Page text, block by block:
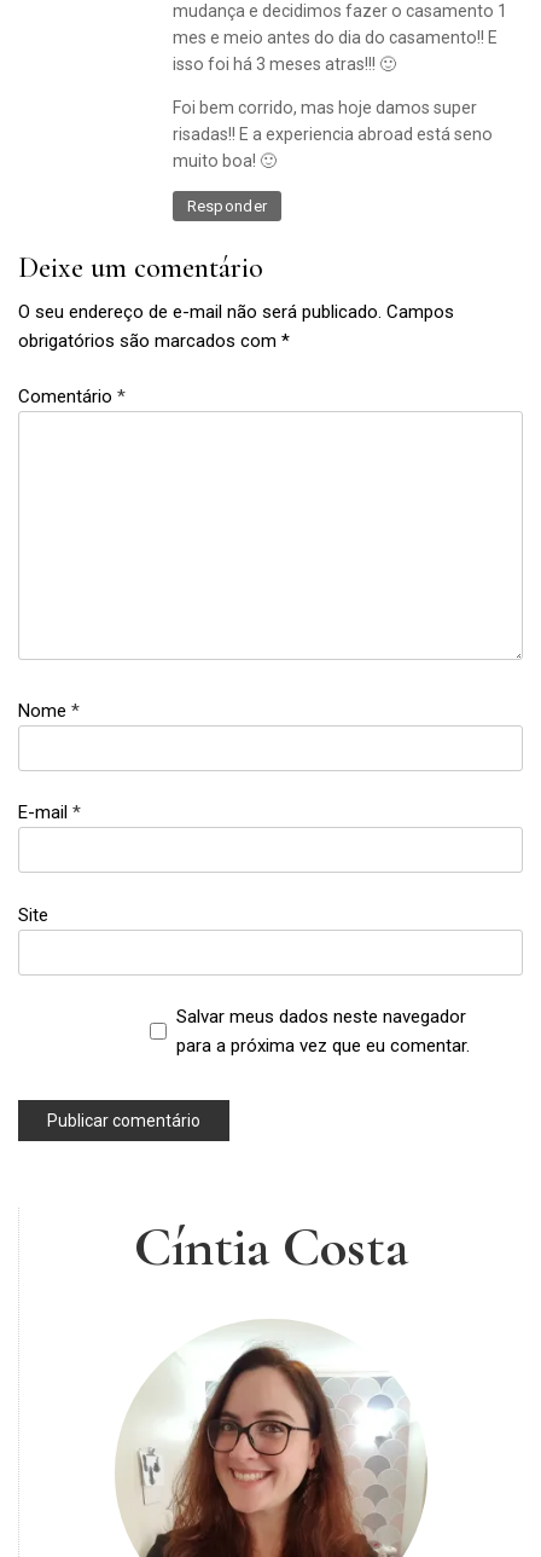
mudança e decidimos fazer o casamento 1
mes e meio antes do dia do casamento!! E
isso foi há 3 meses atras!!! 🙂
Foi bem corrido, mas hoje damos super
risadas!! E a experiencia abroad está seno
muito boa! 🙂
Responder
Deixe um comentário
O seu endereço de e-mail não será publicado. Campos
obrigatórios são marcados com *
Comentário *
Nome *
E-mail *
Site
Salvar meus dados neste navegador
para a próxima vez que eu comentar.
Cíntia Costa